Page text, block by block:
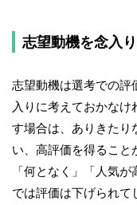
志望動機を念入
志望動機は選考での評
入りに考えておかな
す場合は、ありきたり
い、高評価を得ること
「何となく」「人気
では評価は下げられ